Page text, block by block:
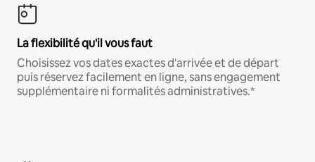
La flexibilité qu'il vous faut
Choisissez vos dates exactes d'arrivée et de départ
puis réservez facilement en ligne, sans engagement
supplémentaire ni formalités administratives.*